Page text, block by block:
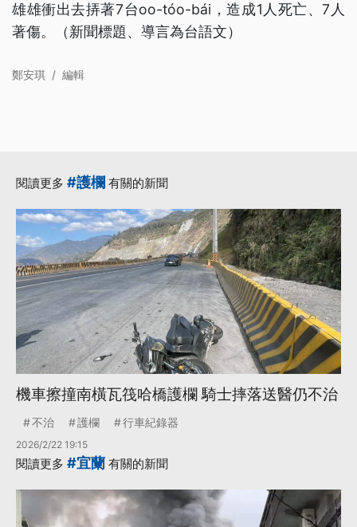
雄雄衝出去挵著7台oo-tóo-bái，造成1人死亡、7人
著傷。（新聞標題、導言為台語文）
鄭安琪 / 編輯
閱讀更多 #護欄 有關的新聞
機車擦撞南橫瓦筏哈橋護欄 騎士摔落送醫仍不治
不治 護欄 行車紀錄器
2026/2/22 19:15
閱讀更多 #宜蘭 有關的新聞